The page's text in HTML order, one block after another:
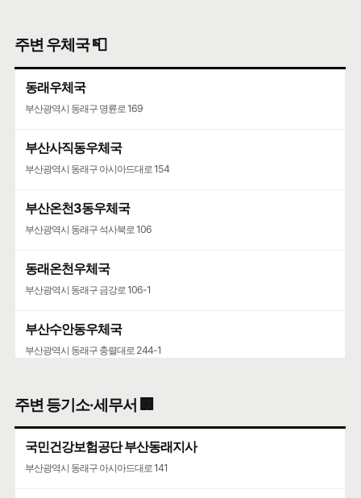
주변 우체국 📮
동래우체국
부산광역시 동래구 명륜로 169
부산사직동우체국
부산광역시 동래구 아시아드대로 154
부산온천3동우체국
부산광역시 동래구 석사북로 106
동래온천우체국
부산광역시 동래구 금강로 106-1
부산수안동우체국
부산광역시 동래구 충렬대로 244-1
부산광역시 동래구 충렬대로107번길 65
주변 등기소·세무서 🏢
국민건강보험공단 부산동래지사
부산광역시 동래구 아시아드대로 141